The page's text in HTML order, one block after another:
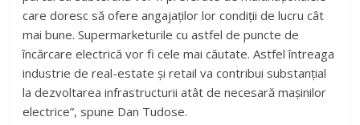
care doresc să ofere angajaților lor condiții de lucru cât
mai bune. Supermarketurile cu astfel de puncte de
încărcare electrică vor fi cele mai căutate. Astfel întreaga
industrie de real-estate și retail va contribui substanțial
la dezvoltarea infrastructurii atât de necesară mașinilor
electrice”, spune Dan Tudose.